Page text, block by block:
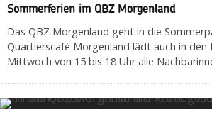
Sommerferien im QBZ Morgenland
Das QBZ Morgenland geht in die
Quartierscafé Morgenland lädt auch in den
Mittwoch von 15 bis 18 Uhr alle